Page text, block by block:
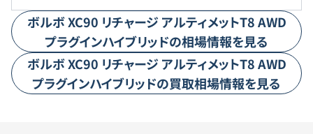
ばらつきが出やすいです。また、プラグインハイブリッドのリチャー
ジモデルも需要はあるものの、価格はやや控えめに推移していま
す。SUV市場の競争激化もあり、XC90は安定した中古需要はあ
るものの、リセールバリューが非常に高い車とは言い難い現状で
す。それでもボルボブランドの信頼性と安全性により、相場は極端
に崩れることなく推移していくと考えられます。
ボルボXC90 リチャージ アルティメットT8 AWD
プラグインハイブリッドの相場情報を見る
ボルボXC90 リチャージ アルティメットT8 AWD
プラグインハイブリッドの買取相場情報を見る